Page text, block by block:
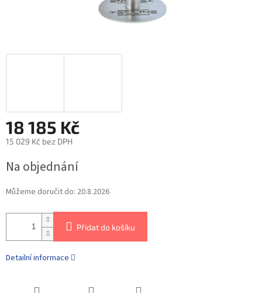
18 185 Kč
15 029 Kč bez DPH
Na objednání
Můžeme doručit do: 20.8.2026
Přidat do košíku
Detailní informace